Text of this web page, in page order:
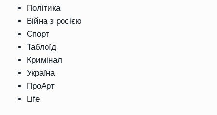
Політика
Війна з росією
Спорт
Таблоїд
Кримінал
Україна
ПроАрт
Life